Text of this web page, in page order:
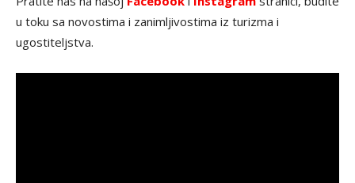
u toku sa novostima i zanimljivostima iz turizma i
ugostiteljstva.